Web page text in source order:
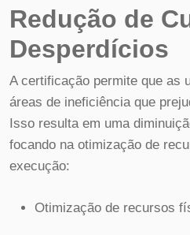
Redução de
Desperdícios
A certificação permite que as
áreas de ineficiência que
Isso resulta em uma
focando na otimização de
execução:
Otimização de recursos